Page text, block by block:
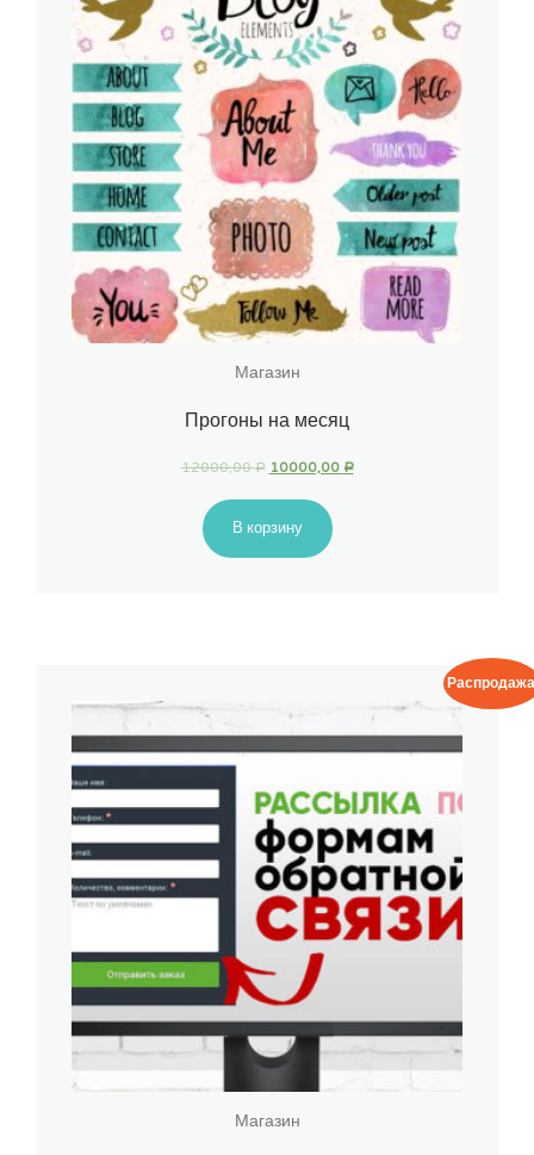
Магазин
Прогоны на месяц
12000,00Р 10000,00 Р
В корзину
Магазин